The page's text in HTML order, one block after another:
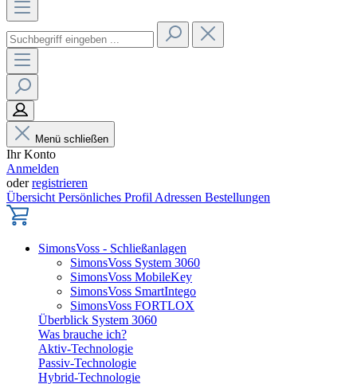
Menü schließen
Ihr Konto
Anmelden
oderregistrieren
Übersicht Persönliches Profil Adressen Bestellungen
SimonsVoss - Schließanlagen
SimonsVoss System 3060
SimonsVoss MobileKey
SimonsVoss SmartIntego
SimonsVoss FORTLOX
Überblick System 3060
Was brauche ich?
Aktiv-Technologie
Passiv-Technologie
Hybrid-Technologie